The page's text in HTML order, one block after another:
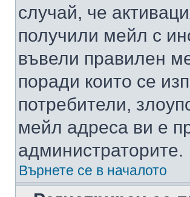
случай, че
получили мейл с
въвели правилен
поради които се
потребители,
мейл адреса ви е
администраторите.
Върнете се в началото